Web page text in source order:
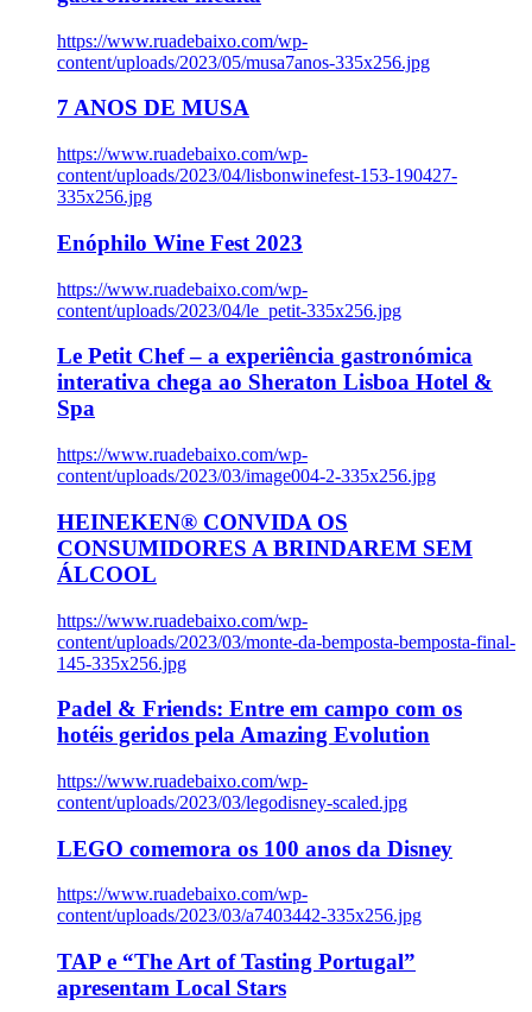
https://www.ruadebaixo.com/wp-
content/uploads/2023/05/musa7anos-335x256.jpg
7 ANOS DE MUSA
https://www.ruadebaixo.com/wp-
content/uploads/2023/04/lisbonwinefest-153-190427-
335x256.jpg
Enóphilo Wine Fest 2023
https://www.ruadebaixo.com/wp-
content/uploads/2023/04/le_petit-335x256.jpg
Le Petit Chef – a experiência gastronómica
interativa chega ao Sheraton Lisboa Hotel &
Spa
https://www.ruadebaixo.com/wp-
content/uploads/2023/03/image004-2-335x256.jpg
HEINEKEN® CONVIDA OS
CONSUMIDORES A BRINDAREM SEM
ÁLCOOL
https://www.ruadebaixo.com/wp-
content/uploads/2023/03/monte-da-bemposta-bemposta-final-
145-335x256.jpg
Padel & Friends: Entre em campo com os
hotéis geridos pela Amazing Evolution
https://www.ruadebaixo.com/wp-
content/uploads/2023/03/legodisney-scaled.jpg
LEGO comemora os 100 anos da Disney
https://www.ruadebaixo.com/wp-
content/uploads/2023/03/a7403442-335x256.jpg
TAP e “The Art of Tasting Portugal”
apresentam Local Stars